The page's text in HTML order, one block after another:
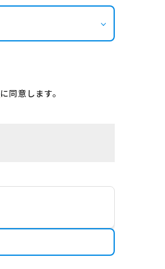
に同意します。